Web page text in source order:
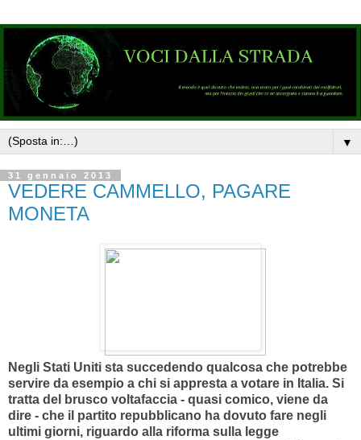
▼
31 gennaio 2013
VEDERE CAMMELLO, PAGARE
MONETA
Negli Stati Uniti sta succedendo qualcosa che potrebbe
servire da esempio a chi si appresta a votare in Italia. Si
tratta del brusco voltafaccia - quasi comico, viene da
dire - che il partito repubblicano ha dovuto fare negli
ultimi giorni, riguardo alla riforma sulla legge